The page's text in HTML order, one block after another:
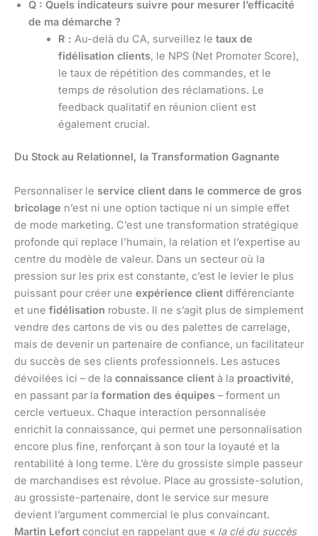
Q : Quels indicateurs suivre pour mesurer l’efficacité
de ma démarche ?
R : Au-delà du CA, surveillez le taux de
fidélisation clients, le NPS (Net Promoter Score),
le taux de répétition des commandes, et le
temps de résolution des réclamations. Le
feedback qualitatif en réunion client est
également crucial.
Du Stock au Relationnel, la Transformation Gagnante
Personnaliser le service client dans le commerce de gros
bricolage n’est ni une option tactique ni un simple effet
de mode marketing. C’est une transformation stratégique
profonde qui replace l’humain, la relation et l’expertise au
centre du modèle de valeur. Dans un secteur où la
pression sur les prix est constante, c’est le levier le plus
puissant pour créer une expérience client différenciante
et une fidélisation robuste. Il ne s’agit plus de simplement
vendre des cartons de vis ou des palettes de carrelage,
mais de devenir un partenaire de confiance, un facilitateur
du succès de ses clients professionnels. Les astuces
dévoilées ici – de la connaissance client à la proactivité,
en passant par la formation des équipes – forment un
cercle vertueux. Chaque interaction personnalisée
enrichit la connaissance, qui permet une personnalisation
encore plus fine, renforçant à son tour la loyauté et la
rentabilité à long terme. L’ère du grossiste simple passeur
de marchandises est révolue. Place au grossiste-solution,
au grossiste-partenaire, dont le service sur mesure
devient l’argument commercial le plus convaincant.
Martin Lefort conclut en rappelant que « la clé du succès